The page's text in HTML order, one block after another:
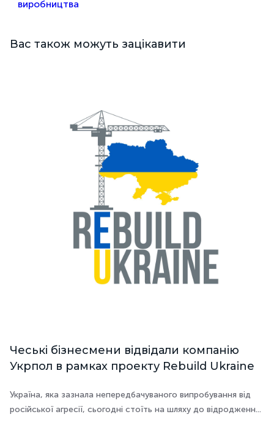
виробництва
Вас також можуть зацікавити
Чеські бізнесмени відвідали компанію
Укрпол в рамках проекту Rebuild Ukraine
Україна, яка зазнала непередбачуваного випробування від
російської агресії, сьогодні стоїть на шляху до відродженн...